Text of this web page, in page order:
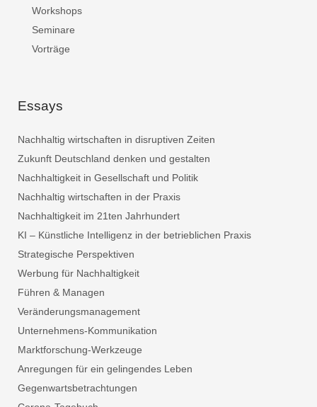
Workshops
Seminare
Vorträge
Essays
Nachhaltig wirtschaften in disruptiven Zeiten
Zukunft Deutschland denken und gestalten
Nachhaltigkeit in Gesellschaft und Politik
Nachhaltig wirtschaften in der Praxis
Nachhaltigkeit im 21ten Jahrhundert
KI – Künstliche Intelligenz in der betrieblichen Praxis
Strategische Perspektiven
Werbung für Nachhaltigkeit
Führen & Managen
Veränderungsmanagement
Unternehmens-Kommunikation
Marktforschung-Werkzeuge
Anregungen für ein gelingendes Leben
Gegenwartsbetrachtungen